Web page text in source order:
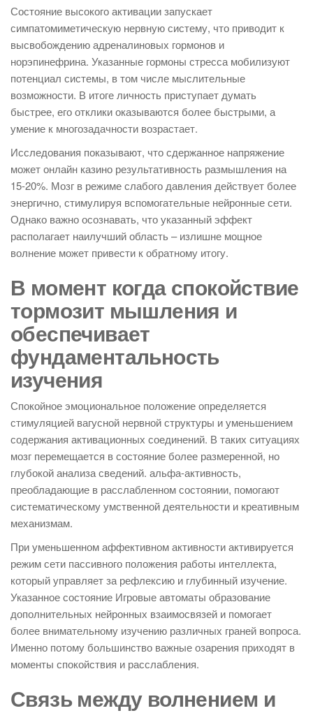
Состояние высокого активации запускает
симпатомиметическую нервную систему, что приводит к
высвобождению адреналиновых гормонов и
норэпинефрина. Указанные гормоны стресса мобилизуют
потенциал системы, в том числе мыслительные
возможности. В итоге личность приступает думать
быстрее, его отклики оказываются более быстрыми, а
умение к многозадачности возрастает.
Исследования показывают, что сдержанное напряжение
может онлайн казино результативность размышления на
15-20%. Мозг в режиме слабого давления действует более
энергично, стимулируя вспомогательные нейронные сети.
Однако важно осознавать, что указанный эффект
располагает наилучший область – излишне мощное
волнение может привести к обратному итогу.
В момент когда спокойствие
тормозит мышления и
обеспечивает
фундаментальность
изучения
Спокойное эмоциональное положение определяется
стимуляцией вагусной нервной структуры и уменьшением
содержания активационных соединений. В таких ситуациях
мозг перемещается в состояние более размеренной, но
глубокой анализа сведений. альфа-активность,
преобладающие в расслабленном состоянии, помогают
систематическому умственной деятельности и креативным
механизмам.
При уменьшенном аффективном активности активируется
режим сети пассивного положения работы интеллекта,
который управляет за рефлексию и глубинный изучение.
Указанное состояние Игровые автоматы образование
дополнительных нейронных взаимосвязей и помогает
более внимательному изучению различных граней вопроса.
Именно потому большинство важные озарения приходят в
моменты спокойствия и расслабления.
Связь между волнением и